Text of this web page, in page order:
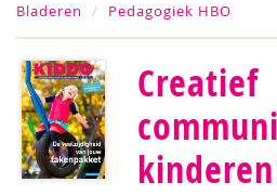
Bladeren Pedagogiek HBO
Creatief